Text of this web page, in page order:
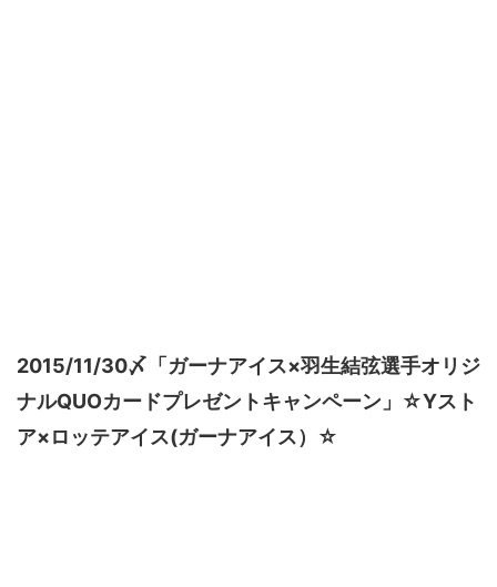
2015/11/30〆「ガーナアイス×羽生結弦選手オリジ
ナルQUOカードプレゼントキャンペーン」☆Yスト
ア×ロッテアイス(ガーナアイス）☆